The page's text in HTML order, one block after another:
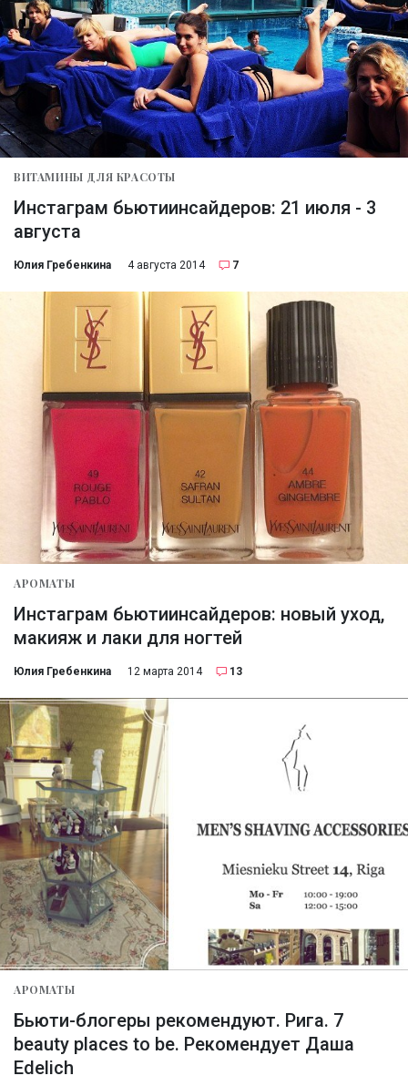
ВИТАМИНЫ ДЛЯ КРАСОТЫ
Инстаграм бьютиинсайдеров: 21 июля - 3
августа
Юлия Гребенкина 4 августа 2014 7
АРОМАТЫ
Инстаграм бьютиинсайдеров: новый уход,
макияж и лаки для ногтей
Юлия Гребенкина 12 марта 2014 13
АРОМАТЫ
Бьюти-блогеры рекомендуют. Рига. 7
beauty places to be. Рекомендует Даша
Edelich